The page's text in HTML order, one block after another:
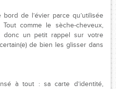
de l’évier parce qu’utilisée
comme le sèche-cheveux,
donc un petit rappel sur votre
de bien les glisser dans
à tout : sa carte d’identité,